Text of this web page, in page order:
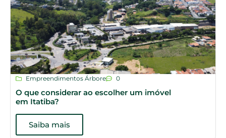
Empreendimentos Árbore 0
O que considerar ao escolher um imóvel
em Itatiba?
Saiba mais